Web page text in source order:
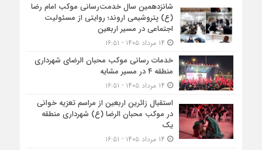
شانزدهمین سال خدمت‌رسانی موکب امام رضا
(ع) پتروشیمی اروند؛ روایتی از مسئولیت
اجتماعی در مسیر اربعین
خدمات رسانی موکب محبان الرضای شهرداری
منطقه ۴ در مسیر مشایه
استقبال زائرین اربعین از مراسم تعزیه خوانی
در موکب محبان الرضا (ع) شهرداری منطقه
یک